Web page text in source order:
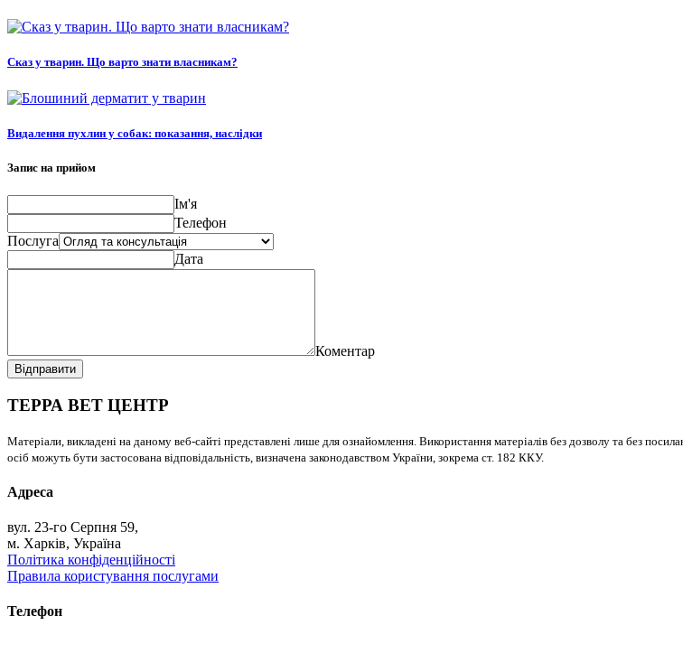
Сказ у тварин. Що варто знати власникам?
Видалення пухлин у собак: показання, наслідки
Запис на прийом
Ім'я
Телефон
Послуга
Дата
Коментар
Відправити
ТЕРРА ВЕТ ЦЕНТР
Матеріали, викладені на даному веб-сайті представлені лише для ознайомлення. Використання матеріалів без дозволу та без
осіб можуть бути застосована відповідальність, визначена законодавством України, зокрема ст. 182 ККУ.
Адреса
вул. 23-го Серпня 59,
м. Харків, Україна
Політика конфіденційності
Правила користування послугами
Телефон